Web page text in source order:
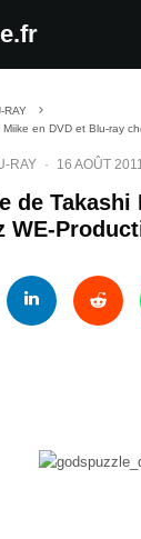
RAY
Miike en DVD et Blu-ray
RAY · 16 AOÛT
de
WE-